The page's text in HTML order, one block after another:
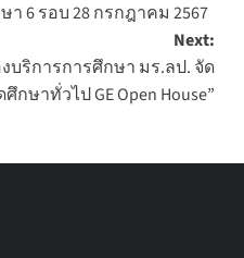
6 รอบ 28 กรกฎาคม 2567
Next:
ริการการศึกษา มร.ลป. จัด
ษาทั่วไป GE Open House”